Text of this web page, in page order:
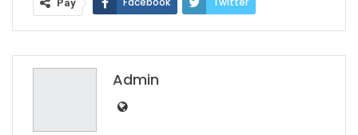
Pay
Google+ ReddIt
Admin